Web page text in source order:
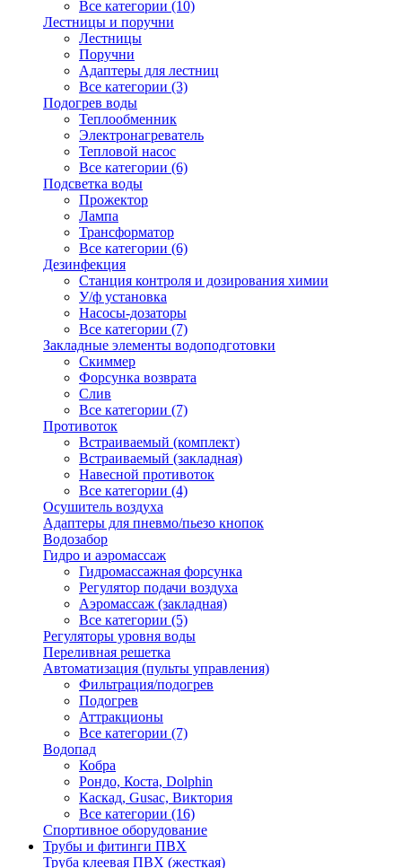
Все категории (10)
Лестницы и поручни
Лестницы
Поручни
Адаптеры для лестниц
Все категории (3)
Подогрев воды
Теплообменник
Электронагреватель
Тепловой насос
Все категории (6)
Подсветка воды
Прожектор
Лампа
Трансформатор
Все категории (6)
Дезинфекция
Станция контроля и дозирования химии
У/ф установка
Насосы-дозаторы
Все категории (7)
Закладные элементы водоподготовки
Скиммер
Форсунка возврата
Слив
Все категории (7)
Противоток
Встраиваемый (комплект)
Встраиваемый (закладная)
Навесной противоток
Все категории (4)
Осушитель воздуха
Адаптеры для пневмо/пьезо кнопок
Водозабор
Гидро и аэромассаж
Гидромассажная форсунка
Регулятор подачи воздуха
Аэромассаж (закладная)
Все категории (5)
Регуляторы уровня воды
Переливная решетка
Автоматизация (пульты управления)
Фильтрация/подогрев
Подогрев
Аттракционы
Все категории (7)
Водопад
Кобра
Рондо, Коста, Dolphin
Каскад, Gusac, Виктория
Все категории (16)
Спортивное оборудование
Трубы и фитинги ПВХ
Труба клеевая ПВХ (жесткая)